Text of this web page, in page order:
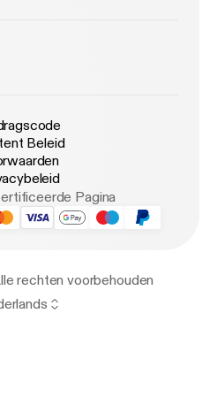
Beleid
Pagina
rechten voorbehouden